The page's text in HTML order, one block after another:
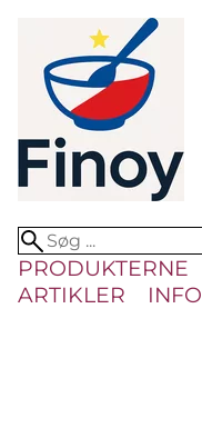
PRODUKTERNE
ARTIKLER
INFO